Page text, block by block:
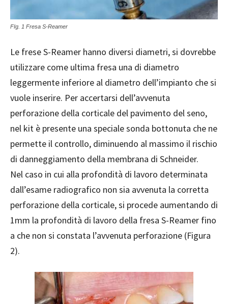
FIg. 1 Fresa S-Reamer
Le frese S-Reamer hanno diversi diametri, si dovrebbe
utilizzare come ultima fresa una di diametro
leggermente inferiore al diametro dell’impianto che si
vuole inserire. Per accertarsi dell’avvenuta
perforazione della corticale del pavimento del seno,
nel kit è presente una speciale sonda bottonuta che ne
permette il controllo, diminuendo al massimo il rischio
di danneggiamento della membrana di Schneider.
Nel caso in cui alla profondità di lavoro determinata
dall’esame radiografico non sia avvenuta la corretta
perforazione della corticale, si procede aumentando di
1mm la profondità di lavoro della fresa S-Reamer fino
a che non si constata l’avvenuta perforazione (Figura
2).